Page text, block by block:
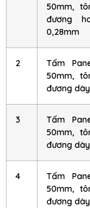
50mm,
đương
0,28mm
2
Tấm
50mm,
đương
3
Tấm
50mm,
đương
4
Tấm
50mm,
đương